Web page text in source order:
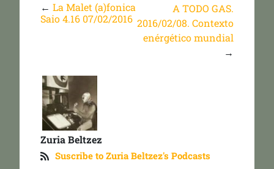
← La Malet (a)fonica
Saio 4.16 07/02/2016
A TODO GAS.
2016/02/08. Contexto
enérgético mundial
→
Zuria Beltzez
Suscribe to Zuria Beltzez's Podcasts